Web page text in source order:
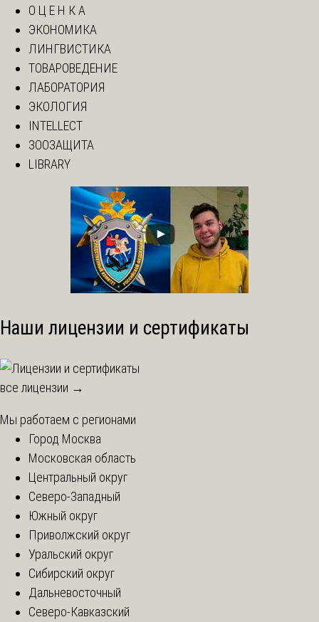
О Ц Е Н К А
ЭКОНОМИКА
ЛИНГВИСТИКА
ТОВАРОВЕДЕНИЕ
ЛАБОРАТОРИЯ
ЭКОЛОГИЯ
INTELLECT
ЗООЗАЩИТА
LIBRARY
Наши лицензии и сертификаты
все лицензии →
Мы работаем с регионами
Город Москва
Московская область
Центральный округ
Северо-Западный
Южный округ
Приволжский округ
Уральский округ
Сибирский округ
Дальневосточный
Северо-Кавказский